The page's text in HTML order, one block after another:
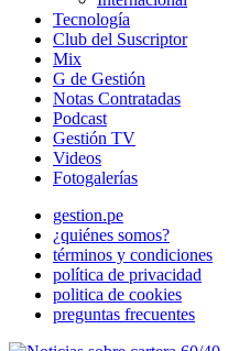
Tecnología
Club del Suscriptor
Mix
G de Gestión
Notas Contratadas
Podcast
Gestión TV
Videos
Fotogalerías
gestion.pe
¿quiénes somos?
términos y condiciones
política de privacidad
politica de cookies
preguntas frecuentes